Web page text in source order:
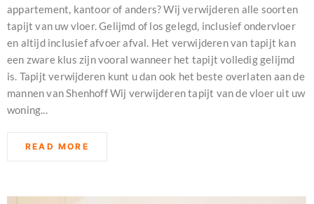
appartement, kantoor of anders? Wij verwijderen alle soorten
tapijt van uw vloer. Gelijmd of los gelegd, inclusief ondervloer
en altijd inclusief afvoer afval. Het verwijderen van tapijt kan
een zware klus zijn vooral wanneer het tapijt volledig gelijmd
is. Tapijt verwijderen kunt u dan ook het beste overlaten aan de
mannen van Shenhoff Wij verwijderen tapijt van de vloer uit uw
woning...
READ MORE